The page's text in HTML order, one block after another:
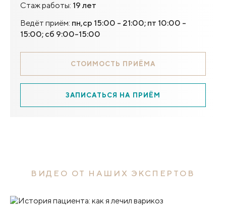
Стаж работы: 19 лет
Ведёт приём: пн,ср 15:00 - 21:00; пт 10:00 -
15:00; сб 9:00-15:00
СТОИМОСТЬ ПРИЁМА
ЗАПИСАТЬСЯ НА ПРИЁМ
ВИДЕО ОТ НАШИХ ЭКСПЕРТОВ